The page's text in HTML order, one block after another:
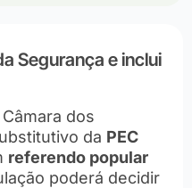
Segurança e inclui
dos
da PEC
referendo popular
poderá decidir